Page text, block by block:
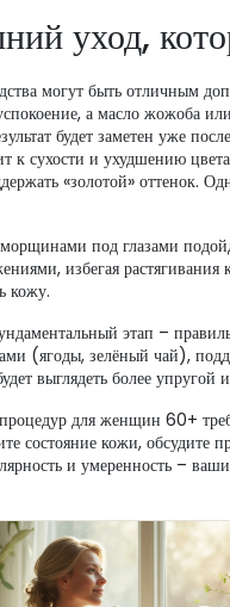
уход,
могут быть отличным
а масло жожоба
будет заметен уже
к сухости и ухудшению
«золотой» оттенок.
под глазами
избегая
кожу.
этап –
(ягоды, зелёный чай),
выглядеть более упругой
для женщин 60+
состояние кожи, обсудите
и умеренность –